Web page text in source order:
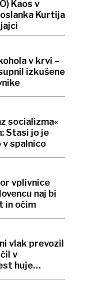
Kaos v
Kurtija
v krvi –
izkušene
socializma«
Stasi jo je
spalnico
vplivnice
naj bi
in očim
vlak prevozil
v
huje